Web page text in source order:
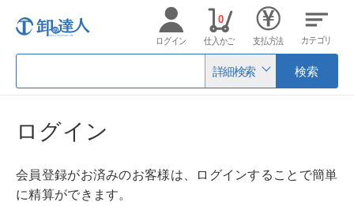
詳細検索 検索
ログイン 仕入かご
0
支払方法 カテゴリ
ログイン
会員登録がお済みのお客様は、ログインすることで簡単
に精算ができます。